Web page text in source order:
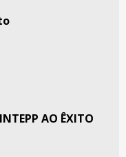
AO ÊXITO